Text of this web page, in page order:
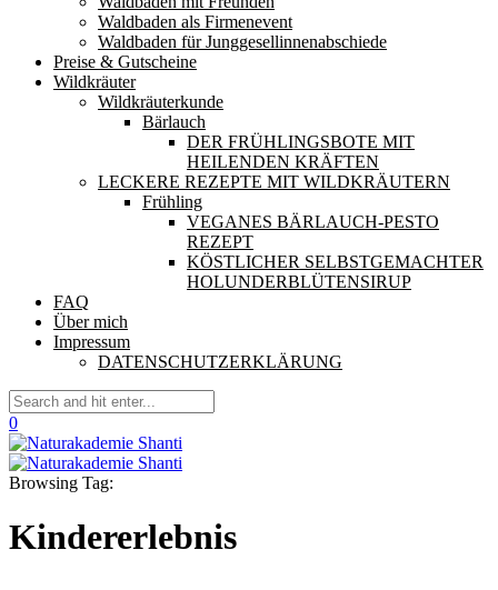
Waldbaden als Firmenevent
Waldbaden für Junggesellinnenabschiede
Preise & Gutscheine
Wildkräuter
Wildkräuterkunde
Bärlauch
DER FRÜHLINGSBOTE MIT
HEILENDEN KRÄFTEN
LECKERE REZEPTE MIT WILDKRÄUTERN
Frühling
VEGANES BÄRLAUCH-PESTO
REZEPT
KÖSTLICHER SELBSTGEMACHTER
HOLUNDERBLÜTENSIRUP
FAQ
Über mich
Impressum
DATENSCHUTZERKLÄRUNG
0
Browsing Tag:
Kindererlebnis